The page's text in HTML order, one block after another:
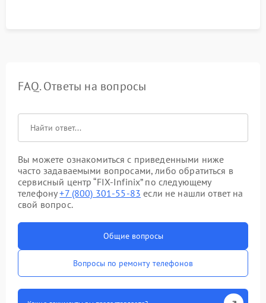
FAQ. Ответы на вопросы
Вы можете ознакомиться с приведенными ниже
часто задаваемыми вопросами, либо обратиться в
сервисный центр “FIX-Infinix” по следующему
телефону+7 (800) 301-55-83 если не нашли ответ на
свой вопрос.
Общие вопросы
Вопросы по ремонту телефонов